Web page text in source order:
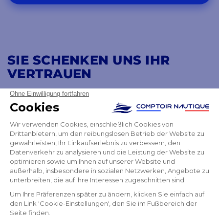
SIE SCHENKEN UNS IHR
VERTRAUEN
4,8 / 5
AUSGEZEICHNET